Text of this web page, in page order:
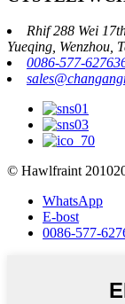
Rhif 288 Wei
Yueqing, Wenzhou,
0086-577-
© Hawlfraint
WhatsApp
E-bost
0086-577-